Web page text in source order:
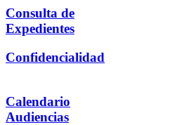
Consulta de
Expedientes
Confidencialidad
Calendario
Audiencias